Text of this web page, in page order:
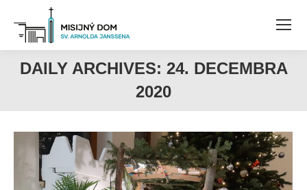
DAILY ARCHIVES: 24. DECEMBRA
2020